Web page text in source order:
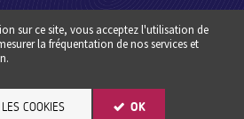
sur ce site, vous acceptez l'utilisation de
la fréquentation de nos services et
COOKIES OK